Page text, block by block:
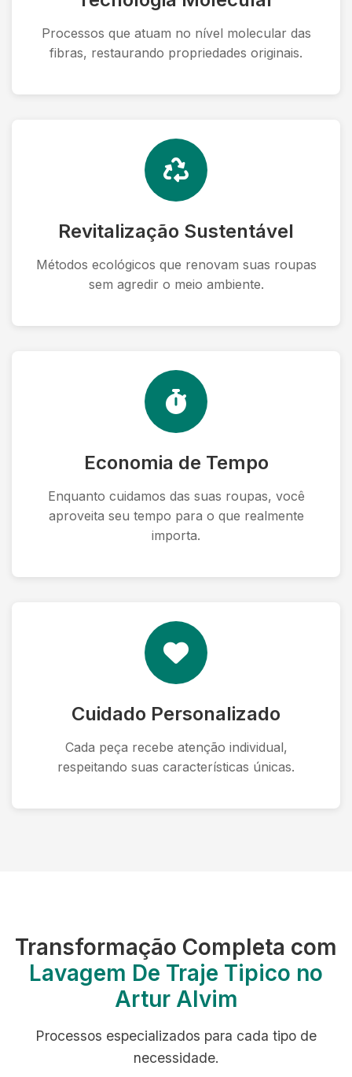
Processos que atuam no nível molecular das
fibras, restaurando propriedades originais.
Revitalização Sustentável
Métodos ecológicos que renovam suas roupas
sem agredir o meio ambiente.
Economia de Tempo
Enquanto cuidamos das suas roupas, você
aproveita seu tempo para o que realmente
importa.
Cuidado Personalizado
Cada peça recebe atenção individual,
respeitando suas características únicas.
Transformação Completa com
Lavagem De Traje Tipico no
Artur Alvim
Processos especializados para cada tipo de
necessidade.